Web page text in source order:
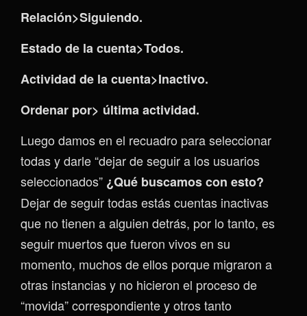
Relación>Siguiendo.
Estado de la cuenta>Todos.
Actividad de la cuenta>Inactivo.
Ordenar por> última actividad.
Luego damos en el recuadro para seleccionar
todas y darle “dejar de seguir a los usuarios
seleccionados” ¿Qué buscamos con esto?
Dejar de seguir todas estás cuentas inactivas
que no tienen a alguien detrás, por lo tanto, es
seguir muertos que fueron vivos en su
momento, muchos de ellos porque migraron a
otras instancias y no hicieron el proceso de
“movida” correspondiente y otros tanto